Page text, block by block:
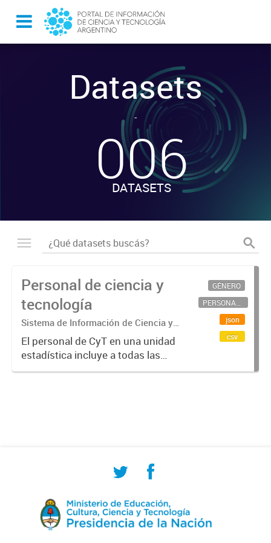
Datasets
-
006
DATASETS
Personal de ciencia y
tecnología
Sistema de Información de Ciencia y
Tecnología Argentino (SICYTAR)
El personal de CyT en una unidad
estadística incluye a todas las
personas involucradas
GÉNERO
PERSONAL CIENTÍFICO-TECNOLÓGICO
json
csv